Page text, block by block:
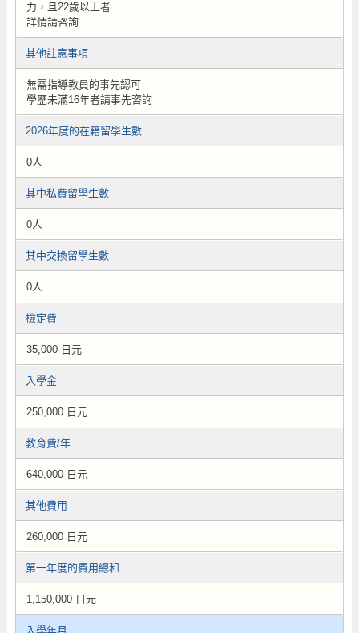
力，且22歲以上者
詳情請咨詢
其他註意事項
無需指導教員的事先認可
學歷未滿16年者請事先咨詢
2026年度的在籍留學生數
0人
其中私費留學生數
0人
其中交換留學生數
0人
檢定費
35,000 日元
入學金
250,000 日元
教育費/年
640,000 日元
其他費用
260,000 日元
第一年度的費用總和
1,150,000 日元
入學年月